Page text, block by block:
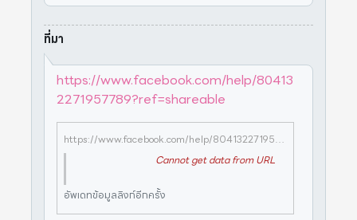
ที่มา
https://www.facebook.com/help/80413
2271957789?ref=shareable
https://www.facebook.com/help/804132271957789?ref=shareable
Cannot get data from URL
อัพเดทข้อมูลลิงก์อีกครั้ง